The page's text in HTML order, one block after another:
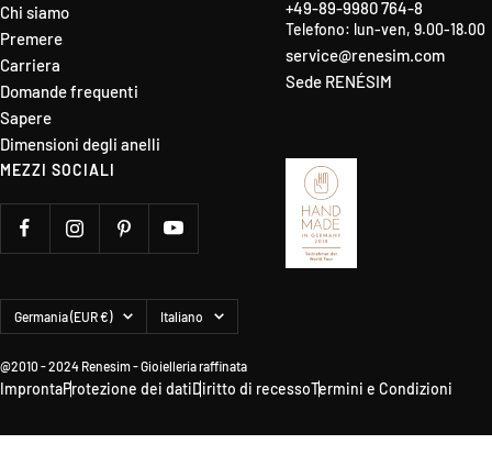
Chi siamo
Premere
Carriera
Domande frequenti
Sapere
Dimensioni degli anelli
+49-89-9980 764-8
Telefono: lun-ven, 9.00-18.00
service@renesim.com
Sede RENÉSIM
MEZZI SOCIALI
Paese/Area
geografica
Germania (EUR €) Lingua
Italiano
@2010 - 2024 Renesim - Gioielleria raffinata
ImprontaProtezione dei datiDiritto di recessoTermini e Condizioni